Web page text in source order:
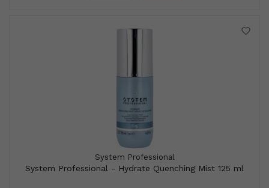
System Professional
System Professional - Hydrate Quenching Mist 125 ml